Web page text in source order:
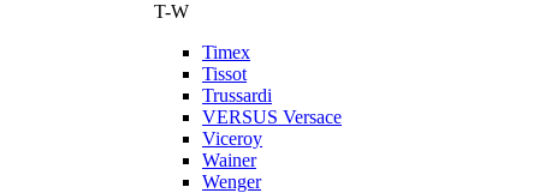
T-W
Timex
Tissot
Trussardi
VERSUS Versace
Viceroy
Wainer
Wenger